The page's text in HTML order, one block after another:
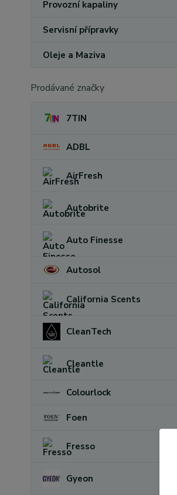
Provozní kapaliny
Servisní přípravky
Oleje a Maziva
Prodávané značky
7TIN
ADBL
AirFresh
Autobrite
Auto Finesse
Autosol
California Scents
CleanTech
Cleantle
Colourlock
Foen
Fresso
Gyeon